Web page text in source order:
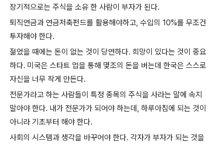
장기적으로는 주식을 소유 한 사람이 부자가 된다.
퇴직연금과 연금저축펀드를 활용해야하고, 수입의 10%를 무조건
투자해야 한다.
젊었을 때에는 돈이 없는 것이 당연하다. 희망이 있다는 것이 중요
하다. 미국은 스타트 업을 통해 몇조의 돈을 버는데 한국은 스스로
자신을 너무 작게 만든다.
전문가라고 하는 사람들이 특정 종목의 주식을 사라는 말에 속지
말아야 한다. 내가 전문가가 되어야 하는데 , 하루아침에 되는 것이
아니라 기초부터 해야 한다.
사회의 시스템과 생각을 바꾸어야 한다. 각자가 부자가 되는 것을